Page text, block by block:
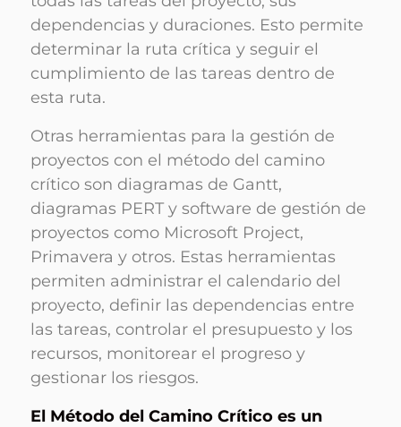
dependencias y duraciones. Esto permite
determinar la ruta crítica y seguir el
cumplimiento de las tareas dentro de
esta ruta.
Otras herramientas para la gestión de
proyectos con el método del camino
crítico son diagramas de Gantt,
diagramas PERT y software de gestión de
proyectos como Microsoft Project,
Primavera y otros. Estas herramientas
permiten administrar el calendario del
proyecto, definir las dependencias entre
las tareas, controlar el presupuesto y los
recursos, monitorear el progreso y
gestionar los riesgos.
El Método del Camino Crítico es un